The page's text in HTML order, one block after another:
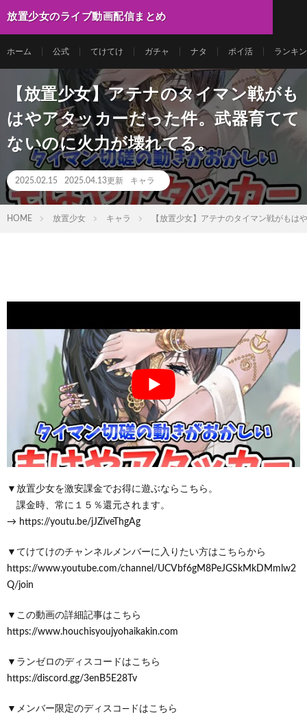
放置少女のライブ動画配信まとめ
ホーム 公式 てけてけ ガチャ ナタ ポイ活 ランキ
【放置少女】アテナのタイマン戦がも
はやアタッカーだった件。武器育てて
ないのに火力が壊れてる。
2025.02.15 2025.04.13更新 キャラ
HOME 放置少女 キャラ 【放置少女】アテナのタイマン戦がもは
▼放置少女を激安課金でお得に遊ぶならこちら。
課金時、常に１５％還元されます。
→ https://youtu.be/jJZiveThgAg
▼てけてけのチャンネルメンバーに入りたい方はこちらから
https://www.youtube.com/channel/UCVbf6gM8PeJGSkMkDMmlw2
Q/join
▼この動画の詳細記事はこちら
https://www.houchisyoujyohaikakin.com
▼ランゼロのディスコードはこちら
https://discord.gg/3enB5E28Tv
▼メンバー限定のディスコ―ドはこちら